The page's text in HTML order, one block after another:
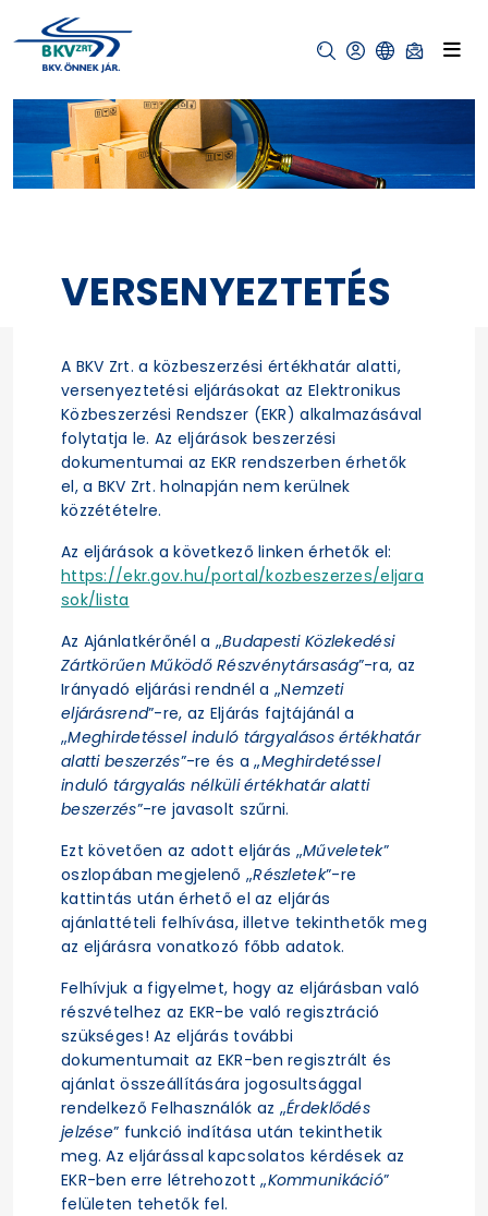
VERSENYEZTETÉS
A BKV Zrt. a közbeszerzési értékhatár alatti,
versenyeztetési eljárásokat az Elektronikus
Közbeszerzési Rendszer (EKR) alkalmazásával
folytatja le. Az eljárások beszerzési
dokumentumai az EKR rendszerben érhetők
el, a BKV Zrt. holnapján nem kerülnek
közzétételre.
Az eljárások a következő linken érhetők el:
https://ekr.gov.hu/portal/kozbeszerzes/eljara
sok/lista
Az Ajánlatkérőnél a „Budapesti Közlekedési
Zártkörűen Működő Részvénytársaság”-ra, az
Irányadó eljárási rendnél a „Nemzeti
eljárásrend”-re, az Eljárás fajtájánál a
„Meghirdetéssel induló tárgyalásos értékhatár
alatti beszerzés”-re és a „Meghirdetéssel
induló tárgyalás nélküli értékhatár alatti
beszerzés”-re javasolt szűrni.
Ezt követően az adott eljárás „Műveletek”
oszlopában megjelenő „Részletek”-re
kattintás után érhető el az eljárás
ajánlattételi felhívása, illetve tekinthetők meg
az eljárásra vonatkozó főbb adatok.
Felhívjuk a figyelmet, hogy az eljárásban való
részvételhez az EKR-be való regisztráció
szükséges! Az eljárás további
dokumentumait az EKR-ben regisztrált és
ajánlat összeállítására jogosultsággal
rendelkező Felhasználók az „Érdeklődés
jelzése” funkció indítása után tekinthetik
meg. Az eljárással kapcsolatos kérdések az
EKR-ben erre létrehozott „Kommunikáció”
felületen tehetők fel.